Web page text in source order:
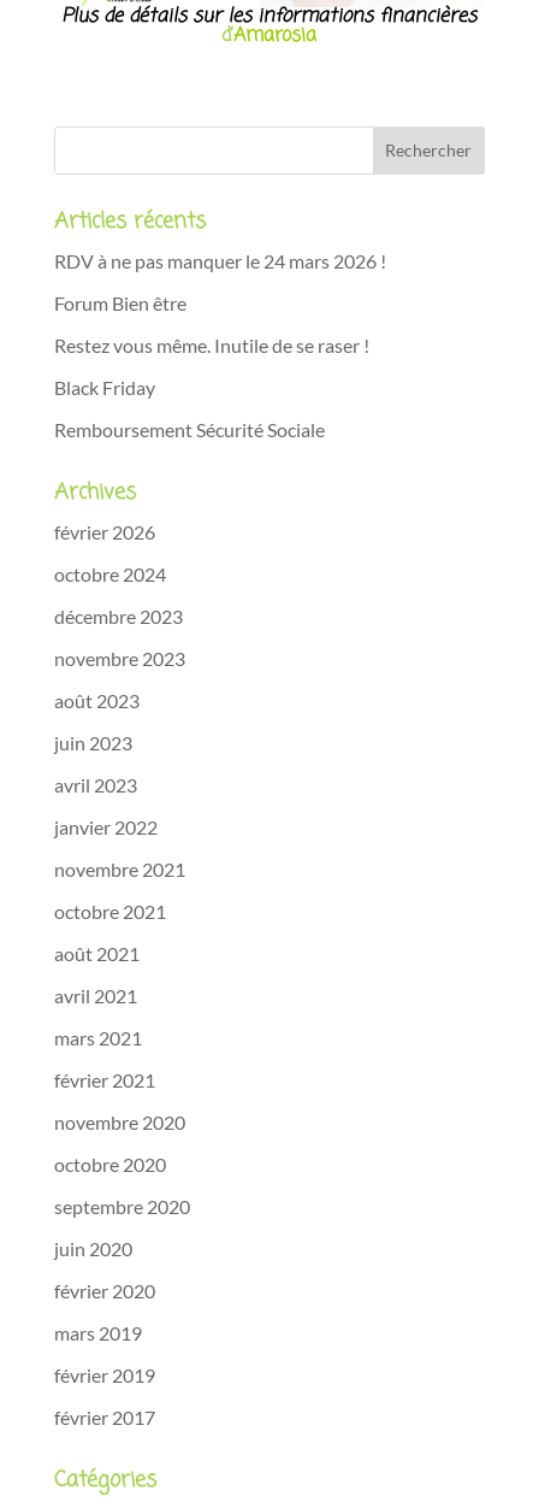
Plus de détails sur les informations financières
d’Amarosia
Articles récents
RDV à ne pas manquer le 24 mars 2026 !
Forum Bien être
Restez vous même. Inutile de se raser !
Black Friday
Remboursement Sécurité Sociale
Archives
février 2026
octobre 2024
décembre 2023
novembre 2023
août 2023
juin 2023
avril 2023
janvier 2022
novembre 2021
octobre 2021
août 2021
avril 2021
mars 2021
février 2021
novembre 2020
octobre 2020
septembre 2020
juin 2020
février 2020
mars 2019
février 2019
février 2017
Catégories